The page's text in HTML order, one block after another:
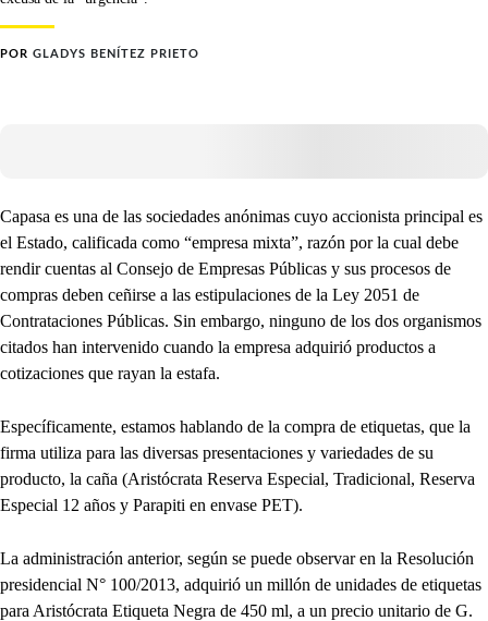
POR GLADYS BENÍTEZ PRIETO
Capasa es una de las sociedades anónimas cuyo accionista principal es
el Estado, calificada como “empresa mixta”, razón por la cual debe
rendir cuentas al Consejo de Empresas Públicas y sus procesos de
compras deben ceñirse a las estipulaciones de la Ley 2051 de
Contrataciones Públicas. Sin embargo, ninguno de los dos organismos
citados han intervenido cuando la empresa adquirió productos a
cotizaciones que rayan la estafa.
Específicamente, estamos hablando de la compra de etiquetas, que la
firma utiliza para las diversas presentaciones y variedades de su
producto, la caña (Aristócrata Reserva Especial, Tradicional, Reserva
Especial 12 años y Parapiti en envase PET).
La administración anterior, según se puede observar en la Resolución
presidencial N° 100/2013, adquirió un millón de unidades de etiquetas
para Aristócrata Etiqueta Negra de 450 ml, a un precio unitario de G.